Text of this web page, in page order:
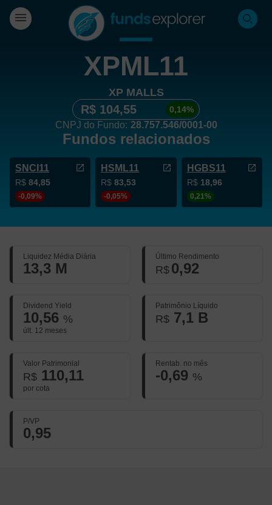
XPML11
XP MALLS
R$ 104,55 0,14%
CNPJ do Fundo: 28.757.546/0001-00
Fundos relacionados
SNCI11
R$ 84,85
-0,09%
HSML11
R$83,53
-0,05%
HGBS11
R$ 18,96
0,21%
Liquidez Média Diária
13,3 M
Último Rendimento
R$ 0,92
Dividend Yield
10,56 %
últ. 12 meses
Patrimônio Líquido
R$ 7,1 B
Valor Patrimonial
R$ 110,11
por cota
Rentab. no mês
-0,69 %
P/VP
0,95